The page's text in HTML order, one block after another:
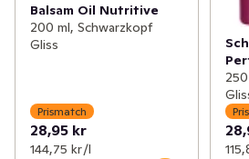
Balsam Oil Nutritive
200 ml, Schwarzkopf
Gliss
Prismatch
28,95 kr
144,75 kr /l